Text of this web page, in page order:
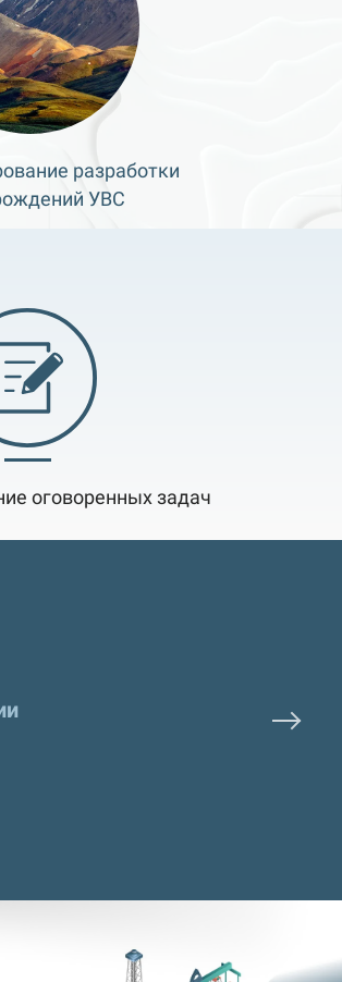
разработки
УВС
оговоренных задач